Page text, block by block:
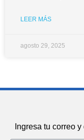
LEER MÁS
agosto 29, 2025
Ingresa tu correo